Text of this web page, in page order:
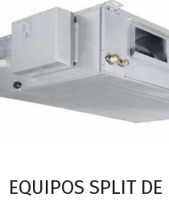
EQUIPOS SPLIT DE